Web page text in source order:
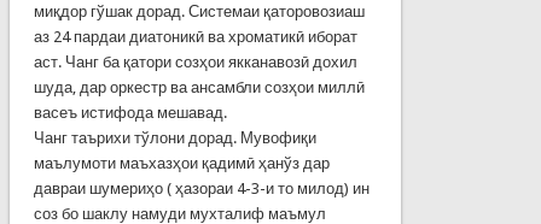
миқдор гўшак дорад. Системаи қаторовозиаш
аз 24 пардаи диатоникӣ ва хроматикӣ иборат
аст. Чанг ба қатори созҳои якканавозӣ дохил
шуда, дар оркестр ва ансамбли созҳои миллӣ
васеъ истифода мешавад.
Чанг таърихи тўлони дорад. Мувофиқи
маълумоти маъхазҳои қадимӣ ҳанўз дар
давраи шумериҳо ( ҳазораи 4-3-и то милод) ин
соз бо шаклу намуди мухталиф маъмул